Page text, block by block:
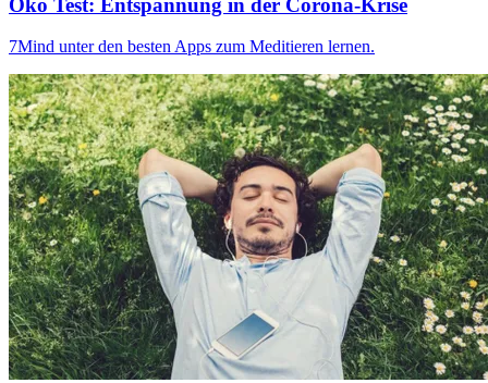
7Mind unter den besten Apps zum Meditieren lernen.